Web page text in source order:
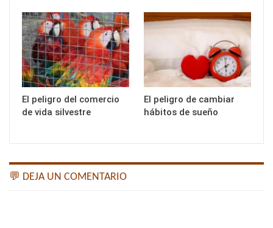
El peligro del comercio
de vida silvestre
El peligro de cambiar
hábitos de sueño
💬 DEJA UN COMENTARIO